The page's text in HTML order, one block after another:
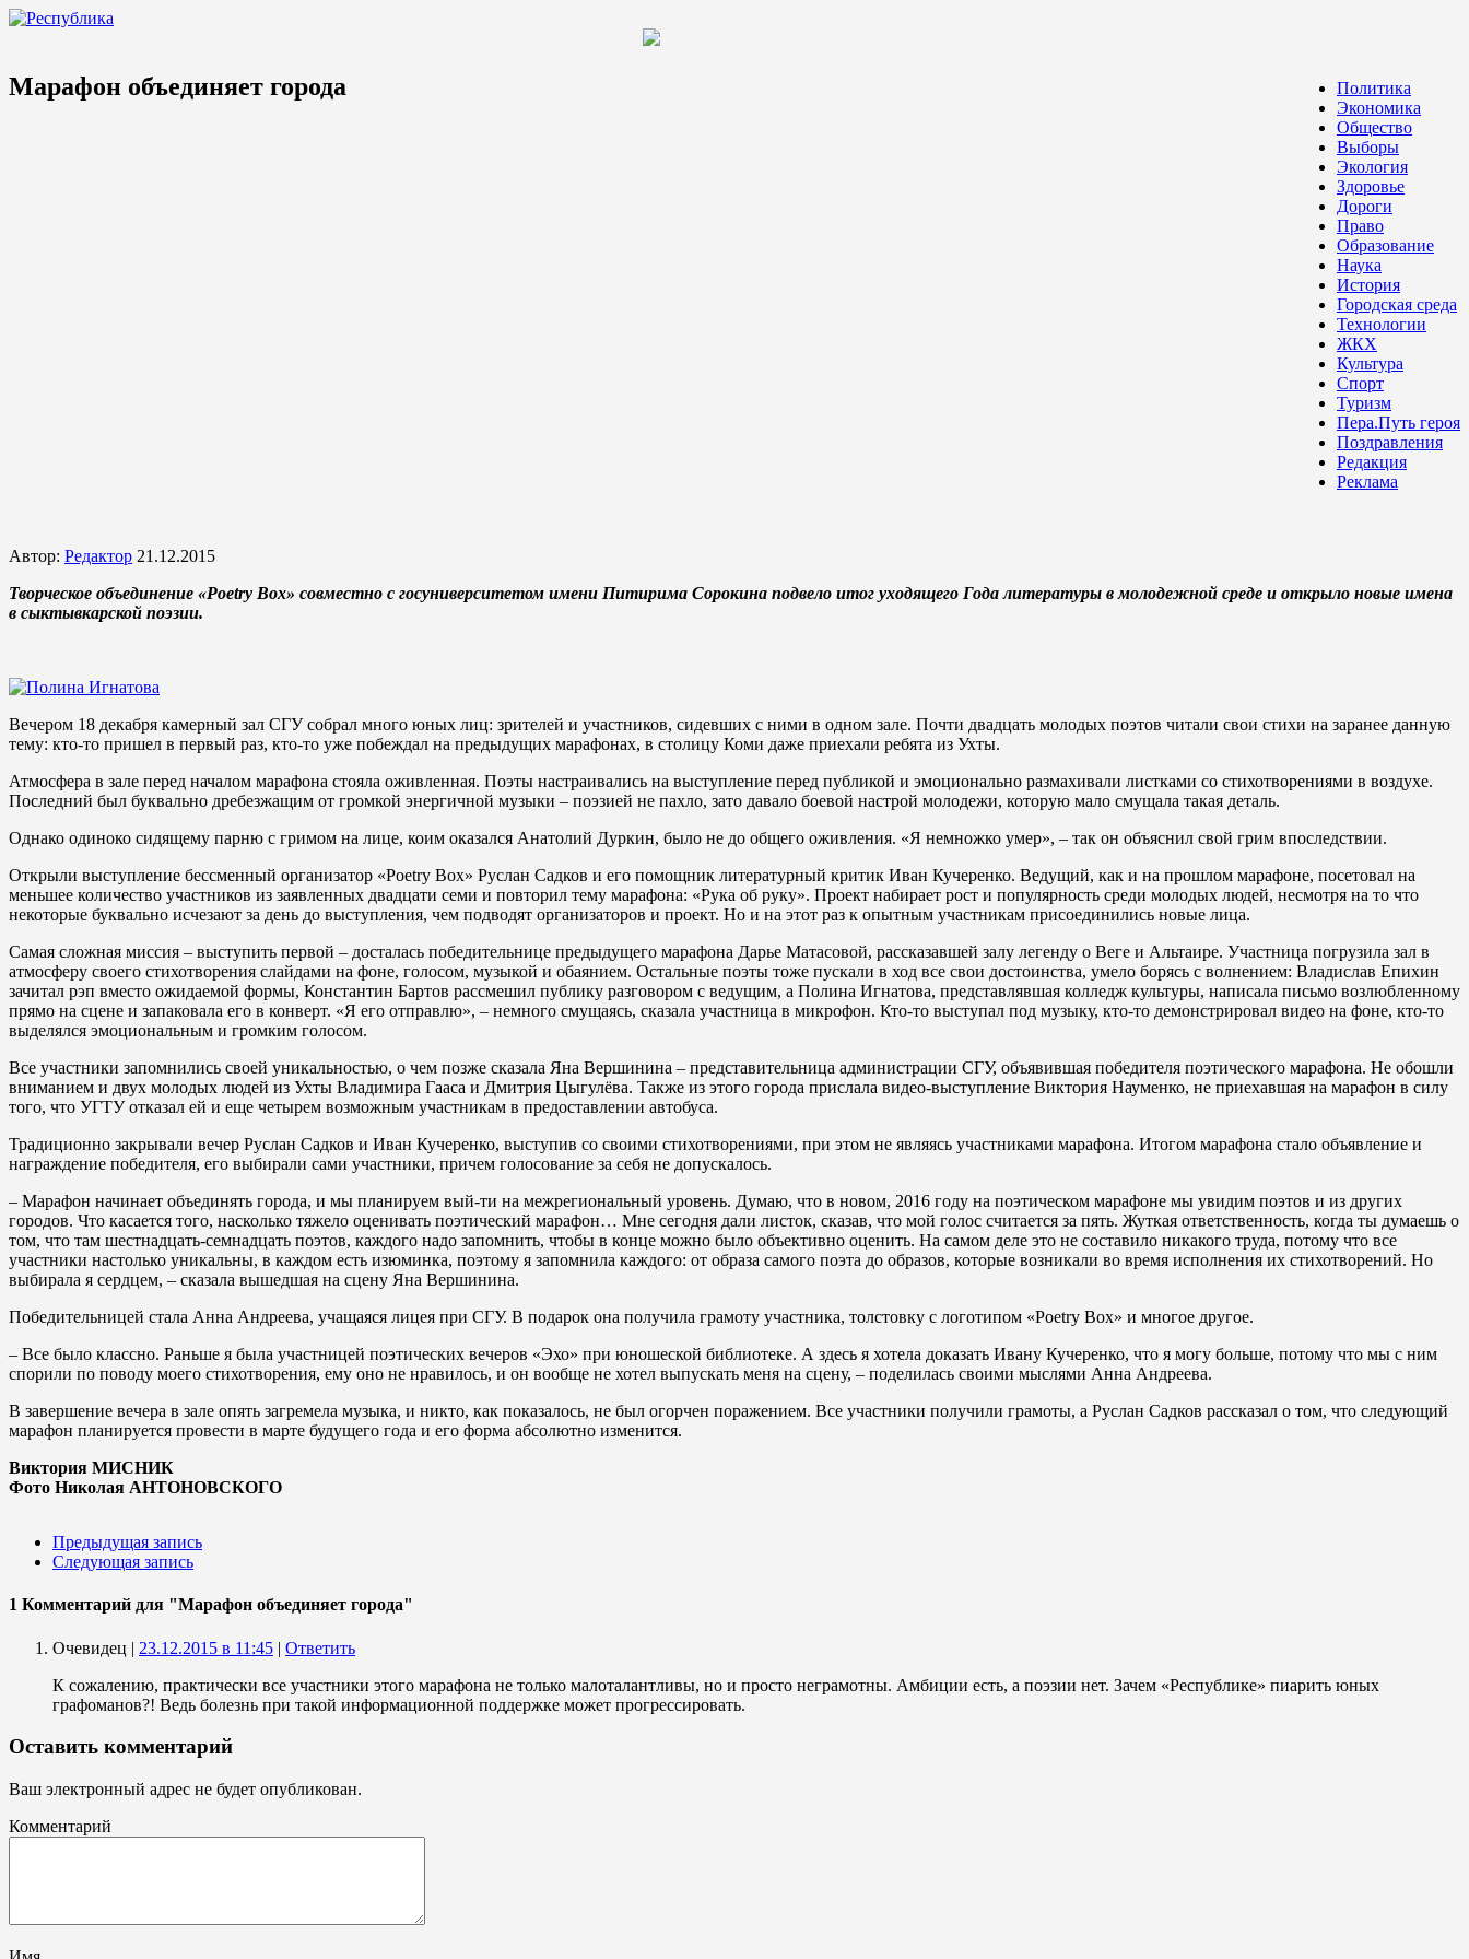
Политика
Экономика
Общество
Выборы
Экология
Здоровье
Дороги
Право
Образование
Наука
История
Городская среда
Технологии
ЖКХ
Культура
Спорт
Туризм
Пера.Путь героя
Поздравления
Редакция
Реклама
Марафон объединяет города
Автор: Редактор 21.12.2015
Творческое объединение «Poetry Box» совместно с госуниверситетом имени Питирима Сорокина подвело итог уходящего Года литературы в молодежной среде и открыло новые имена
в сыктывкарской поэзии.
Вечером 18 декабря камерный зал СГУ собрал много юных лиц: зрителей и участников, сидевших с ними в одном зале. Почти двадцать молодых поэтов читали свои стихи на заранее данную
тему: кто-то пришел в первый раз, кто-то уже побеждал на предыдущих марафонах, в столицу Коми даже приехали ребята из Ухты.
Атмосфера в зале перед началом марафона стояла оживленная. Поэты настраивались на выступление перед публикой и эмоционально размахивали листками со стихотворениями в воздухе.
Последний был буквально дребезжащим от громкой энергичной музыки – поэзией не пахло, зато давало боевой настрой молодежи, которую мало смущала такая деталь.
Однако одиноко сидящему парню с гримом на лице, коим оказался Анатолий Дуркин, было не до общего оживления. «Я немножко умер», – так он объяснил свой грим впоследствии.
Открыли выступление бессменный организатор «Poetry Box» Руслан Садков и его помощник литературный критик Иван Кучеренко. Ведущий, как и на прошлом марафоне, посетовал на
меньшее количество участников из заявленных двадцати семи и повторил тему марафона: «Рука об руку». Проект набирает рост и популярность среди молодых людей, несмотря на то что
некоторые буквально исчезают за день до выступления, чем подводят организаторов и проект. Но и на этот раз к опытным участникам присоединились новые лица.
Самая сложная миссия – выступить первой – досталась победительнице предыдущего марафона Дарье Матасовой, рассказавшей залу легенду о Веге и Альтаире. Участница погрузила зал в
атмосферу своего стихотворения слайдами на фоне, голосом, музыкой и обаянием. Остальные поэты тоже пускали в ход все свои достоинства, умело борясь с волнением: Владислав Епихин
зачитал рэп вместо ожидаемой формы, Константин Бартов рассмешил публику разговором с ведущим, а Полина Игнатова, представлявшая колледж культуры, написала письмо возлюбленному
прямо на сцене и запаковала его в конверт. «Я его отправлю», – немного смущаясь, сказала участница в микрофон. Кто-то выступал под музыку, кто-то демонстрировал видео на фоне, кто-то
выделялся эмоциональным и громким голосом.
Все участники запомнились своей уникальностью, о чем позже сказала Яна Вершинина – представительница администрации СГУ, объявившая победителя поэтического марафона. Не обошли
вниманием и двух молодых людей из Ухты Владимира Гааса и Дмитрия Цыгулёва. Также из этого города прислала видео-выступление Виктория Науменко, не приехавшая на марафон в силу
того, что УГТУ отказал ей и еще четырем возможным участникам в предоставлении автобуса.
Традиционно закрывали вечер Руслан Садков и Иван Кучеренко, выступив со своими стихотворениями, при этом не являясь участниками марафона. Итогом марафона стало объявление и
награждение победителя, его выбирали сами участники, причем голосование за себя не допускалось.
– Марафон начинает объединять города, и мы планируем вый-ти на межрегиональный уровень. Думаю, что в новом, 2016 году на поэтическом марафоне мы увидим поэтов и из других
городов. Что касается того, насколько тяжело оценивать поэтический марафон… Мне сегодня дали листок, сказав, что мой голос считается за пять. Жуткая ответственность, когда ты думаешь о
том, что там шестнадцать-семнадцать поэтов, каждого надо запомнить, чтобы в конце можно было объективно оценить. На самом деле это не составило никакого труда, потому что все
участники настолько уникальны, в каждом есть изюминка, поэтому я запомнила каждого: от образа самого поэта до образов, которые возникали во время исполнения их стихотворений. Но
выбирала я сердцем, – сказала вышедшая на сцену Яна Вершинина.
Победительницей стала Анна Андреева, учащаяся лицея при СГУ. В подарок она получила грамоту участника, толстовку с логотипом «Poetry Box» и многое другое.
– Все было классно. Раньше я была участницей поэтических вечеров «Эхо» при юношеской библиотеке. А здесь я хотела доказать Ивану Кучеренко, что я могу больше, потому что мы с ним
спорили по поводу моего стихотворения, ему оно не нравилось, и он вообще не хотел выпускать меня на сцену, – поделилась своими мыслями Анна Андреева.
В завершение вечера в зале опять загремела музыка, и никто, как показалось, не был огорчен поражением. Все участники получили грамоты, а Руслан Садков рассказал о том, что следующий
марафон планируется провести в марте будущего года и его форма абсолютно изменится.
Виктория МИСНИК
Фото Николая АНТОНОВСКОГО
Предыдущая запись
Следующая запись
1 Комментарий для "Марафон объединяет города"
Очевидец | 23.12.2015 в 11:45 | Ответить
К сожалению, практически все участники этого марафона не только малоталантливы, но и просто неграмотны. Амбиции есть, а поэзии нет. Зачем «Республике» пиарить юных
графоманов?! Ведь болезнь при такой информационной поддержке может прогрессировать.
Оставить комментарий
Ваш электронный адрес не будет опубликован.
Комментарий